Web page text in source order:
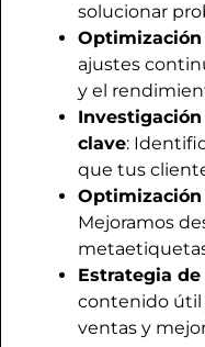
solucionar
ajustes
y el
clave:
que tus
Mejoramos
Estrategia
contenido útil
ventas y